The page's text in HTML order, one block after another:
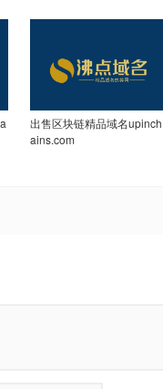
出售区块链精品域名upinch
ains.com